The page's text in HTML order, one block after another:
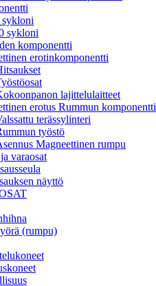
sykloni
komponentti
erotinkomponentti
lajittelulaitteet
erotus Rummun komponentti
terässylinteri
työstö
Magneettinen rumpu
varaosat
näyttö
(rumpu)